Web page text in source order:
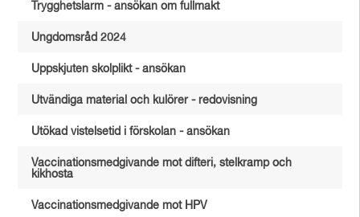
Trygghetslarm - ansökan om fullmakt
Ungdomsråd 2024
Uppskjuten skolplikt - ansökan
Utvändiga material och kulörer - redovisning
Utökad vistelsetid i förskolan - ansökan
Vaccinationsmedgivande mot difteri, stelkramp och
kikhosta
Vaccinationsmedgivande mot HPV